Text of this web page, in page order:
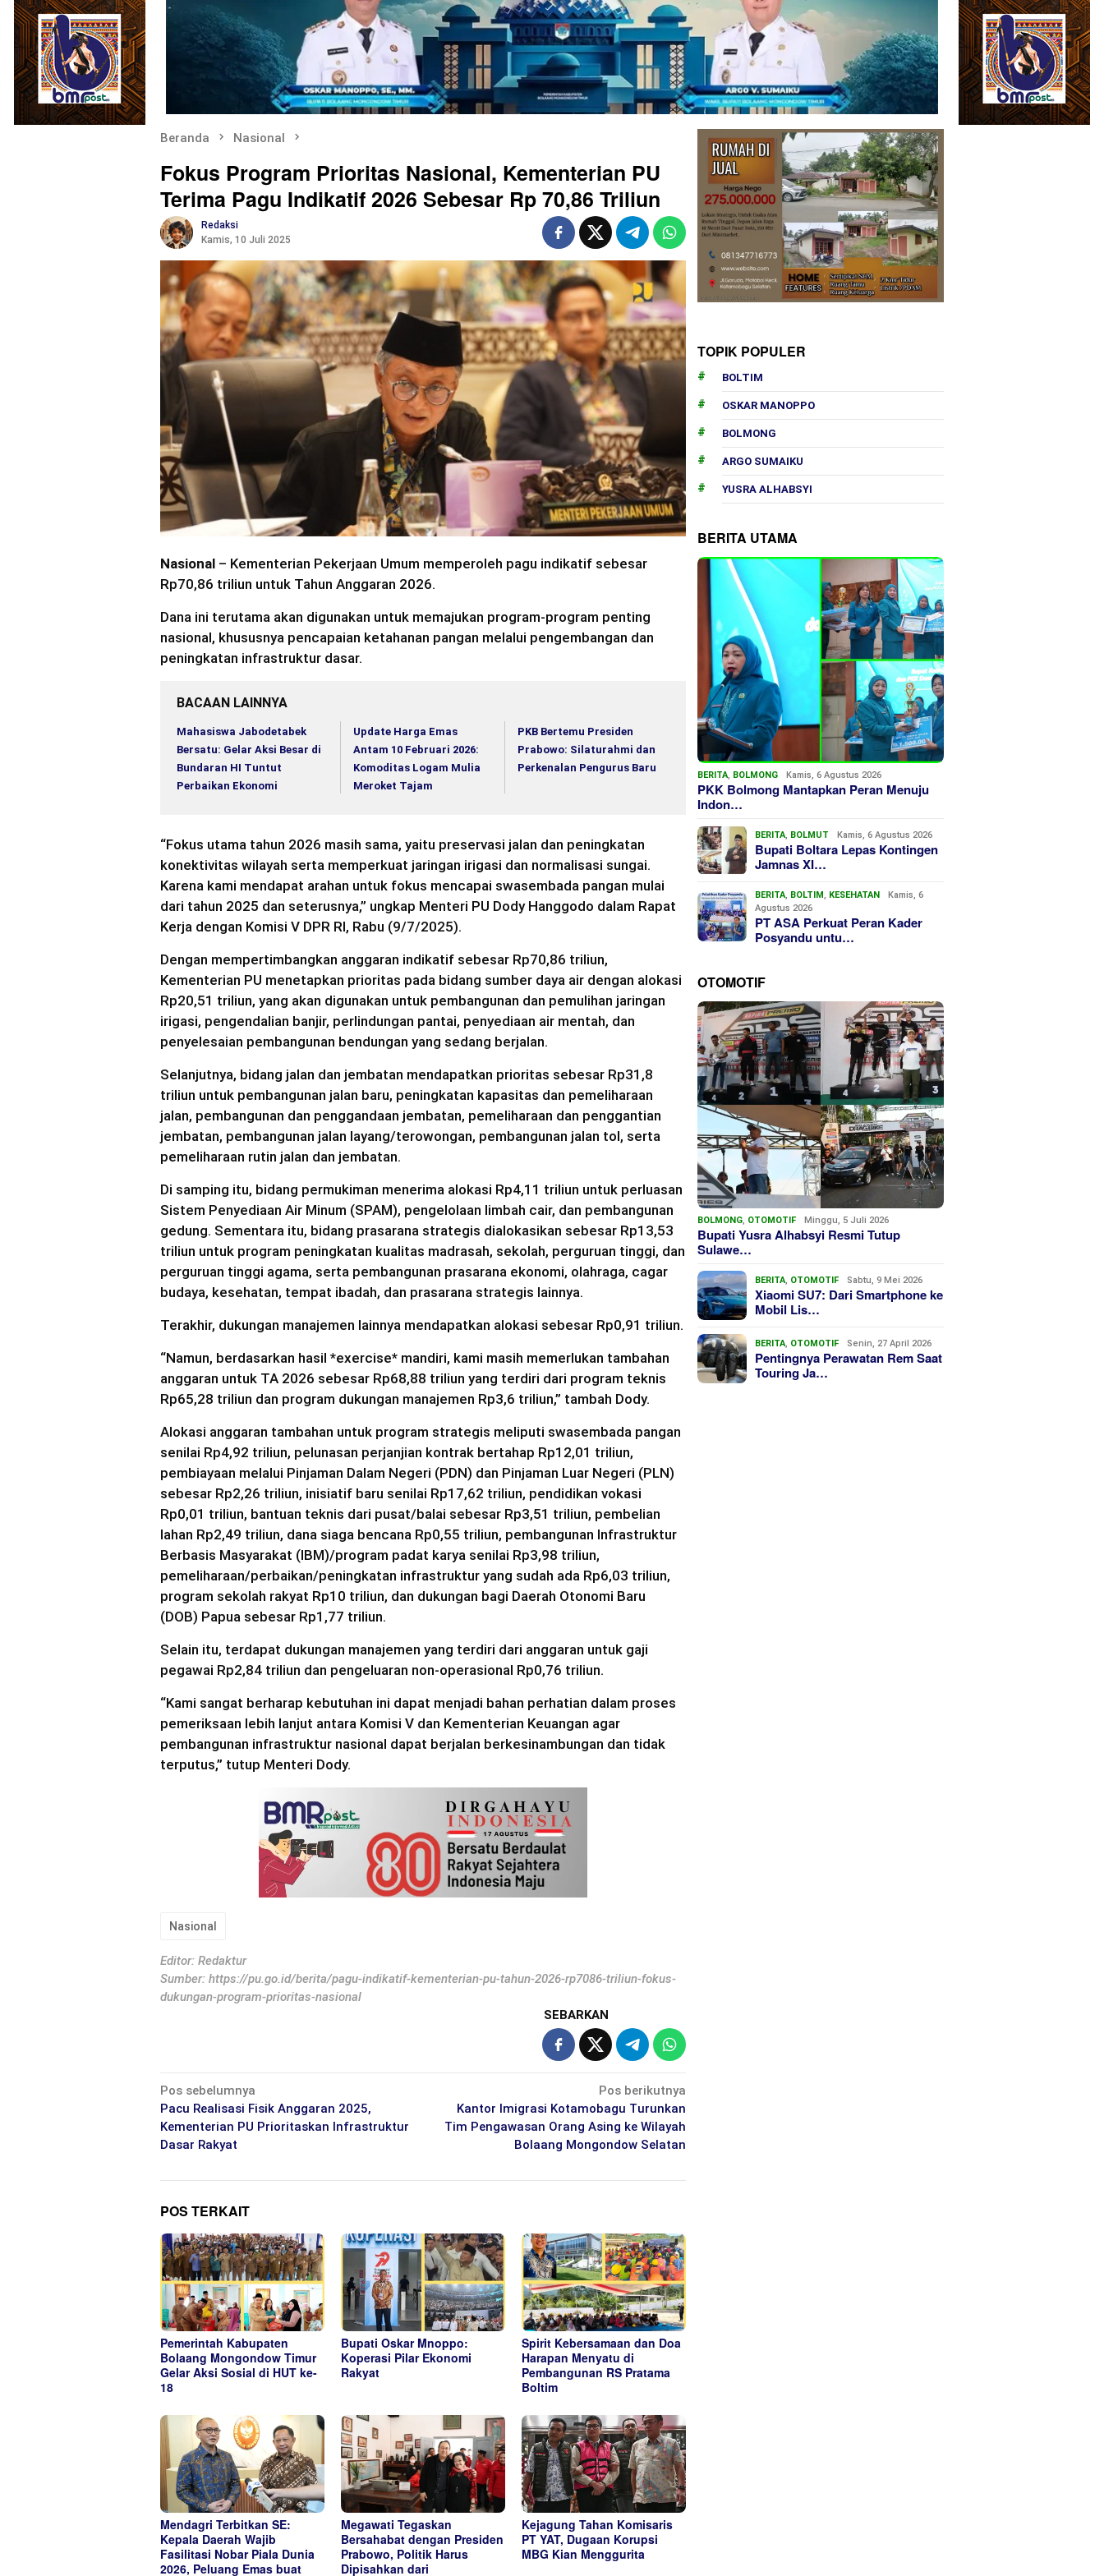
Beranda Nasional
Fokus Program Prioritas Nasional, Kementerian PU
Terima Pagu Indikatif 2026 Sebesar Rp 70,86 Triliun
Redaksi
Kamis, 10 Juli 2025
Nasional – Kementerian Pekerjaan Umum memperoleh pagu indikatif sebesar
Rp70,86 triliun untuk Tahun Anggaran 2026.
Dana ini terutama akan digunakan untuk memajukan program-program penting
nasional, khususnya pencapaian ketahanan pangan melalui pengembangan dan
peningkatan infrastruktur dasar.
BACAAN LAINNYA
Mahasiswa Jabodetabek
Bersatu: Gelar Aksi Besar di
Bundaran HI Tuntut
Perbaikan Ekonomi
Update Harga Emas
Antam 10 Februari 2026:
Komoditas Logam Mulia
Meroket Tajam
PKB Bertemu Presiden
Prabowo: Silaturahmi dan
Perkenalan Pengurus Baru
“Fokus utama tahun 2026 masih sama, yaitu preservasi jalan dan peningkatan
konektivitas wilayah serta memperkuat jaringan irigasi dan normalisasi sungai.
Karena kami mendapat arahan untuk fokus mencapai swasembada pangan mulai
dari tahun 2025 dan seterusnya,” ungkap Menteri PU Dody Hanggodo dalam Rapat
Kerja dengan Komisi V DPR RI, Rabu (9/7/2025).
Dengan mempertimbangkan anggaran indikatif sebesar Rp70,86 triliun,
Kementerian PU menetapkan prioritas pada bidang sumber daya air dengan alokasi
Rp20,51 triliun, yang akan digunakan untuk pembangunan dan pemulihan jaringan
irigasi, pengendalian banjir, perlindungan pantai, penyediaan air mentah, dan
penyelesaian pembangunan bendungan yang sedang berjalan.
Selanjutnya, bidang jalan dan jembatan mendapatkan prioritas sebesar Rp31,8
triliun untuk pembangunan jalan baru, peningkatan kapasitas dan pemeliharaan
jalan, pembangunan dan penggandaan jembatan, pemeliharaan dan penggantian
jembatan, pembangunan jalan layang/terowongan, pembangunan jalan tol, serta
pemeliharaan rutin jalan dan jembatan.
Di samping itu, bidang permukiman menerima alokasi Rp4,11 triliun untuk perluasan
Sistem Penyediaan Air Minum (SPAM), pengelolaan limbah cair, dan pembangunan
gedung. Sementara itu, bidang prasarana strategis dialokasikan sebesar Rp13,53
triliun untuk program peningkatan kualitas madrasah, sekolah, perguruan tinggi, dan
perguruan tinggi agama, serta pembangunan prasarana ekonomi, olahraga, cagar
budaya, kesehatan, tempat ibadah, dan prasarana strategis lainnya.
Terakhir, dukungan manajemen lainnya mendapatkan alokasi sebesar Rp0,91 triliun.
“Namun, berdasarkan hasil *exercise* mandiri, kami masih memerlukan tambahan
anggaran untuk TA 2026 sebesar Rp68,88 triliun yang terdiri dari program teknis
Rp65,28 triliun dan program dukungan manajemen Rp3,6 triliun,” tambah Dody.
Alokasi anggaran tambahan untuk program strategis meliputi swasembada pangan
senilai Rp4,92 triliun, pelunasan perjanjian kontrak bertahap Rp12,01 triliun,
pembiayaan melalui Pinjaman Dalam Negeri (PDN) dan Pinjaman Luar Negeri (PLN)
sebesar Rp2,26 triliun, inisiatif baru senilai Rp17,62 triliun, pendidikan vokasi
Rp0,01 triliun, bantuan teknis dari pusat/balai sebesar Rp3,51 triliun, pembelian
lahan Rp2,49 triliun, dana siaga bencana Rp0,55 triliun, pembangunan Infrastruktur
Berbasis Masyarakat (IBM)/program padat karya senilai Rp3,98 triliun,
pemeliharaan/perbaikan/peningkatan infrastruktur yang sudah ada Rp6,03 triliun,
program sekolah rakyat Rp10 triliun, dan dukungan bagi Daerah Otonomi Baru
(DOB) Papua sebesar Rp1,77 triliun.
Selain itu, terdapat dukungan manajemen yang terdiri dari anggaran untuk gaji
pegawai Rp2,84 triliun dan pengeluaran non-operasional Rp0,76 triliun.
“Kami sangat berharap kebutuhan ini dapat menjadi bahan perhatian dalam proses
pemeriksaan lebih lanjut antara Komisi V dan Kementerian Keuangan agar
pembangunan infrastruktur nasional dapat berjalan berkesinambungan dan tidak
terputus,” tutup Menteri Dody.
Nasional
Editor: Redaktur
Sumber: https://pu.go.id/berita/pagu-indikatif-kementerian-pu-tahun-2026-rp7086-triliun-fokus-
dukungan-program-prioritas-nasional
SEBARKAN
Navigasi
pos
Pos sebelumnya
Pacu Realisasi Fisik Anggaran 2025,
Kementerian PU Prioritaskan Infrastruktur
Dasar Rakyat
Pos berikutnya
Kantor Imigrasi Kotamobagu Turunkan
Tim Pengawasan Orang Asing ke Wilayah
Bolaang Mongondow Selatan
POS TERKAIT
Pemerintah Kabupaten
Bolaang Mongondow Timur
Gelar Aksi Sosial di HUT ke-
18
Bupati Oskar Mnoppo:
Koperasi Pilar Ekonomi
Rakyat
Spirit Kebersamaan dan Doa
Harapan Menyatu di
Pembangunan RS Pratama
Boltim
Mendagri Terbitkan SE:
Kepala Daerah Wajib
Fasilitasi Nobar Piala Dunia
2026, Peluang Emas buat
Megawati Tegaskan
Bersahabat dengan Presiden
Prabowo, Politik Harus
Dipisahkan dari
Kejagung Tahan Komisaris
PT YAT, Dugaan Korupsi
MBG Kian Menggurita
TOPIK POPULER
BOLTIM
OSKAR MANOPPO
BOLMONG
ARGO SUMAIKU
YUSRA ALHABSYI
BERITA UTAMA
BERITA, BOLMONG Kamis, 6 Agustus 2026
PKK Bolmong Mantapkan Peran Menuju
Indon…
BERITA, BOLMUT Kamis, 6 Agustus 2026
Bupati Boltara Lepas Kontingen
Jamnas XI…
BERITA, BOLTIM, KESEHATAN
Kamis, 6
Agustus 2026
PT ASA Perkuat Peran Kader
Posyandu untu…
OTOMOTIF
BOLMONG, OTOMOTIF Minggu, 5 Juli 2026
Bupati Yusra Alhabsyi Resmi Tutup
Sulawe…
BERITA, OTOMOTIF Sabtu, 9 Mei 2026
Xiaomi SU7: Dari Smartphone ke
Mobil Lis…
BERITA, OTOMOTIF Senin, 27 April 2026
Pentingnya Perawatan Rem Saat
Touring Ja…